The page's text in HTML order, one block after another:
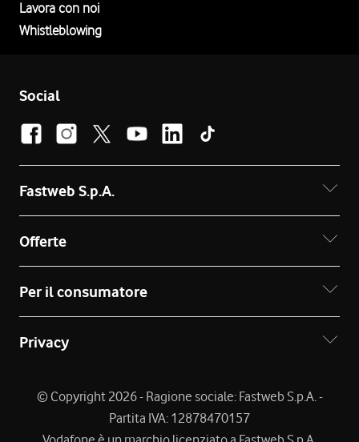
Lavora con noi
Whistleblowing
Social
Fastweb S.p.A.
Offerte
Per il consumatore
Privacy
© Copyright 2026 - Ragione sociale: Fastweb S.p.A. -
Partita IVA: 12878470157